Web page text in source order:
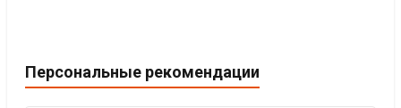
Персональные рекомендации